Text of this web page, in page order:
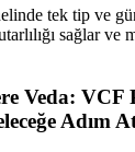
tek tip ve
sağlar ve
Veda: VCF
Adım